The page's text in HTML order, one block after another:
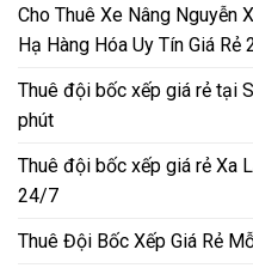
Cho Thuê Xe Nâng Nguyễn
Hạ Hàng Hóa Uy Tín Giá Rẻ
Thuê đội bốc xếp giá rẻ tại
phút
Thuê đội bốc xếp giá rẻ Xa
24/7
Thuê Đội Bốc Xếp Giá Rẻ